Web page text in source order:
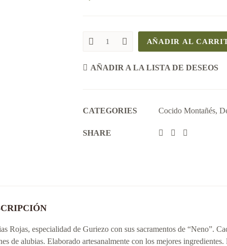
ALUBIAS
quantity
AÑADIR AL
AÑADIR A LA LISTA DE DESEOS
CATEGORIES Cocido Montañés,
SHARE
Rojas, especialidad de Guriezo con sus sacramentos de “Neno”.
de alubias. Elaborado artesanalmente con los mejores